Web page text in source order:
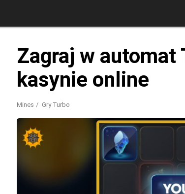
Zagraj w automat
kasynie online
Mines Gry Turbo